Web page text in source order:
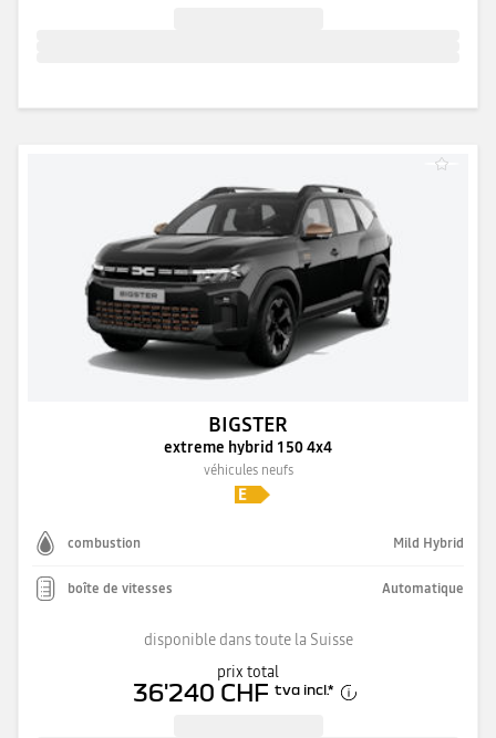
BIGSTER
extreme hybrid 150 4x4
véhicules neufs
combustion Mild Hybrid
boîte de vitesses Automatique
disponible dans toute la Suisse
prix total
36'240 CHF tva incl.*